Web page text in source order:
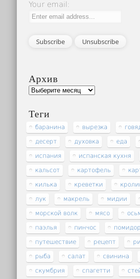
Your email:
Архив
Теги
баранина вырезка
десерт духовка еда
испания испанская кухня
кальсот картофель
килька креветки
лук макрель мидии
морской волк мясо
паэлья пинчос
путешествие рецепт
рыба салат свинина
скумбрия спагетти